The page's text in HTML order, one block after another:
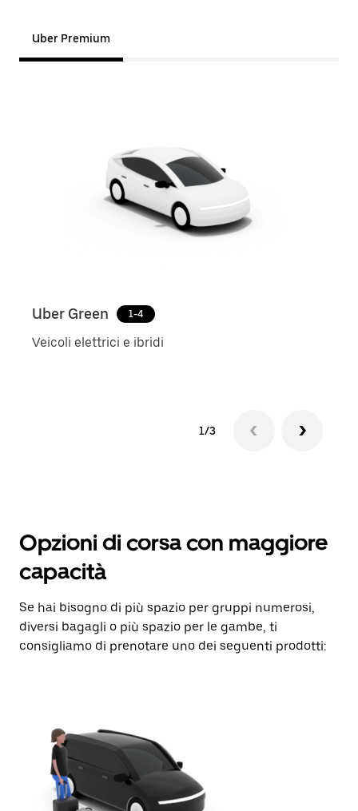
Uber Premium
Uber Green 1-4
Veicoli elettrici e ibridi
1/3
Opzioni di corsa con maggiore
capacità
Se hai bisogno di più spazio per gruppi numerosi,
diversi bagagli o più spazio per le gambe, ti
consigliamo di prenotare uno dei seguenti prodotti: